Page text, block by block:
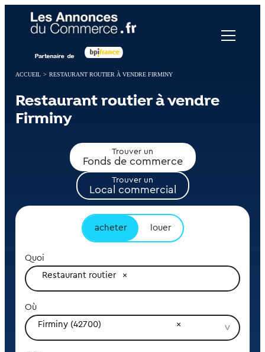
ACCUEIL > RESTAURANT ROUTIER À VENDRE FIRMINY
Restaurant routier à vendre
Firminy
Trouver un
Fonds de commerce
Trouver un
Local commercial
acheter louer
Quoi
Restaurant routier
Où
Firminy (42700)
Panneau de gestion des cookies